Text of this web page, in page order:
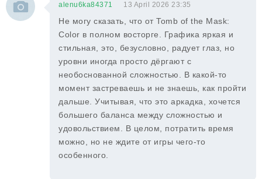
alenu6ka84371 13 April 2026 23:35
Не могу сказать, что от Tomb of the Mask:
Color в полном восторге. Графика яркая и
стильная, это, безусловно, радует глаз, но
уровни иногда просто дёргают с
необоснованной сложностью. В какой-то
момент застреваешь и не знаешь, как пройти
дальше. Учитывая, что это аркадка, хочется
большего баланса между сложностью и
удовольствием. В целом, потратить время
можно, но не ждите от игры чего-то
особенного.